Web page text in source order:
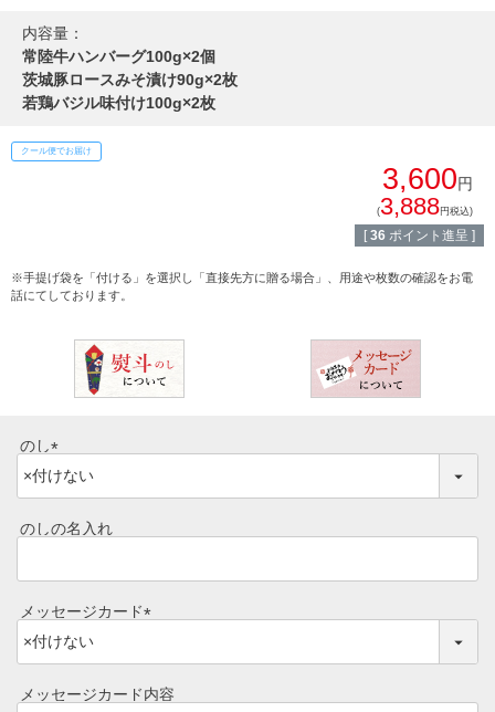
配送・送料
法人の方へ
よくある質問
食べ方からから探す
すき焼き
BBQ
ハンバーグ
シャルキュトリー
手造りタレ
内容量：
常陸牛ハンバーグ100g×2個
茨城豚ロースみそ漬け90g×2枚
若鶏バジル味付け100g×2枚
クール便でお届け
3,600円
(3,888円税込)
[ 36 ポイント進呈 ]
※手提げ袋を「付ける」を選択し「直接先方に贈る場合」、用途や枚数の確認をお電
話にてしております。
のし
(
必
須
のしの名入れ
メッセージカード
必
須
メッセージカード内容